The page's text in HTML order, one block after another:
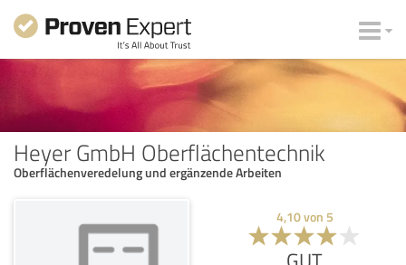
Heyer GmbH Oberflächentechnik
Oberflächenveredelung und ergänzende Arbeiten
4,10von 5